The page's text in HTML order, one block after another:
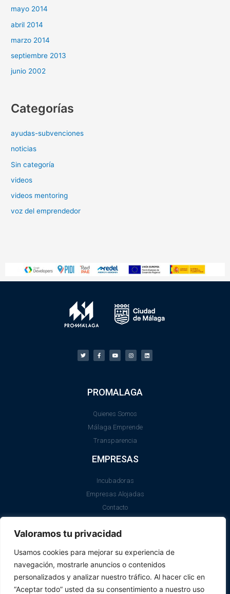
Valoramos tu privacidad
Usamos cookies para mejorar su experiencia de
navegación, mostrarle anuncios o contenidos
personalizados y analizar nuestro tráfico. Al hacer clic en
“Aceptar todo” usted da su consentimiento a nuestro uso
mayo 2014
abril 2014
marzo 2014
septiembre 2013
junio 2002
Categorías
ayudas-subvenciones
noticias
Sin categoría
videos
videos mentoring
voz del emprendedor
PROMALAGA
Quienes Somos
Málaga Emprende
Transparencia
EMPRESAS
Incubadoras
Empresas Alojadas
Contacto
Aviso Legal
Política de Cookies
SII